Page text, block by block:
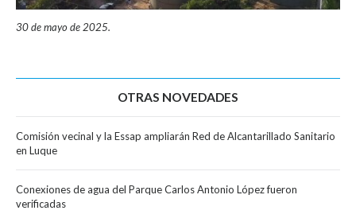
30 de mayo de 2025.
OTRAS NOVEDADES
Comisión vecinal y la Essap ampliarán Red de Alcantarillado Sanitario
en Luque
Conexiones de agua del Parque Carlos Antonio López fueron
verificadas